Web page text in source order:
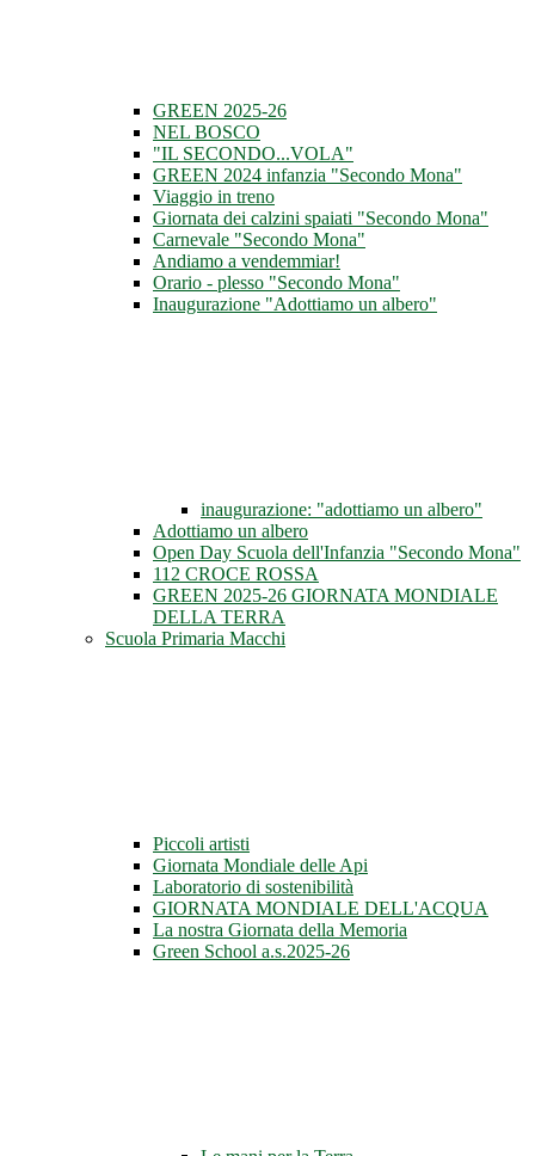
GREEN 2025-26
NEL BOSCO
"IL SECONDO...VOLA"
GREEN 2024 infanzia "Secondo Mona"
Viaggio in treno
Giornata dei calzini spaiati "Secondo Mona"
Carnevale "Secondo Mona"
Andiamo a vendemmiar!
Orario - plesso "Secondo Mona"
Inaugurazione "Adottiamo un albero"
inaugurazione: "adottiamo un albero"
Adottiamo un albero
Open Day Scuola dell'Infanzia "Secondo Mona"
112 CROCE ROSSA
GREEN 2025-26 GIORNATA MONDIALE
DELLA TERRA
Scuola Primaria Macchi
Piccoli artisti
Giornata Mondiale delle Api
Laboratorio di sostenibilità
GIORNATA MONDIALE DELL'ACQUA
La nostra Giornata della Memoria
Green School a.s.2025-26